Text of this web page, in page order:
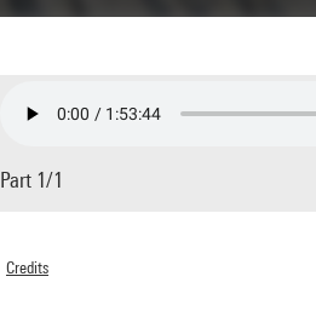
Part 1/1
Credits